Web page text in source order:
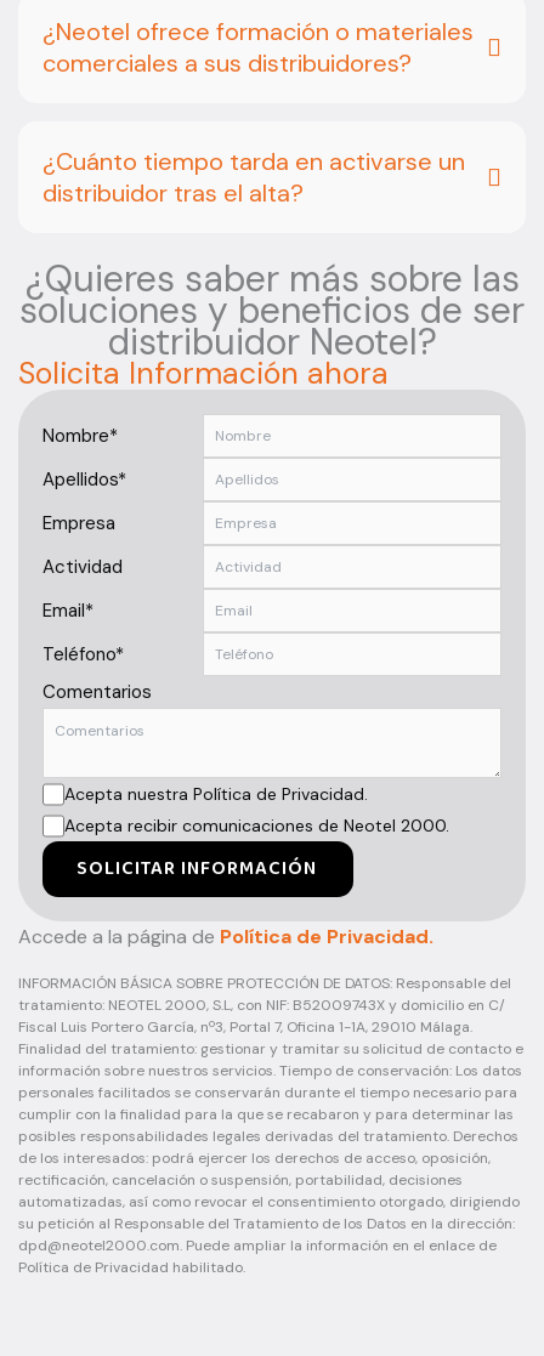
¿Neotel ofrece formación o materiales
comerciales a sus distribuidores?
¿Cuánto tiempo tarda en activarse un
distribuidor tras el alta?
¿Quieres saber más sobre las
soluciones y beneficios de ser
distribuidor Neotel?
Solicita Información ahora
Nombre*
Apellidos*
Empresa
Actividad
Email*
Teléfono*
Comentarios
Acepta nuestra Política de Privacidad.
Acepta recibir comunicaciones de Neotel 2000.
SOLICITAR INFORMACIÓN
Accede a la página de Política de Privacidad.
INFORMACIÓN BÁSICA SOBRE PROTECCIÓN DE DATOS: Responsable del
tratamiento: NEOTEL 2000, S.L, con NIF: B52009743X y domicilio en C/
Fiscal Luis Portero García, nº3, Portal 7, Oficina 1-1A, 29010 Málaga.
Finalidad del tratamiento: gestionar y tramitar su solicitud de contacto e
información sobre nuestros servicios. Tiempo de conservación: Los datos
personales facilitados se conservarán durante el tiempo necesario para
cumplir con la finalidad para la que se recabaron y para determinar las
posibles responsabilidades legales derivadas del tratamiento. Derechos
de los interesados: podrá ejercer los derechos de acceso, oposición,
rectificación, cancelación o suspensión, portabilidad, decisiones
automatizadas, así como revocar el consentimiento otorgado, dirigiendo
su petición al Responsable del Tratamiento de los Datos en la dirección:
dpd@neotel2000.com. Puede ampliar la información en el enlace de
Política de Privacidad habilitado.